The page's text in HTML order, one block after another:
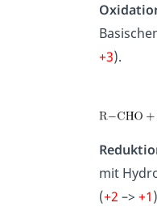
+3).
mit
(+2 –> +1